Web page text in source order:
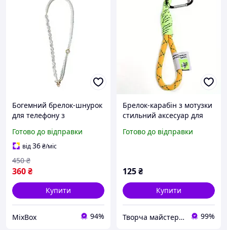
Богемний брелок-шнурок
для телефону з
124 см білий, ручне
плетіння, квітка троянди,
бохо аксесуар сумки
Готово до відправки
від36₴/міс
360₴
450 ₴
Купити
MixBox 94%
Брелок-карабін з мотузки
стильний аксесуар для
Готово до відправки
125₴
Купити
Творча майстерня "WoollyFox" 99%